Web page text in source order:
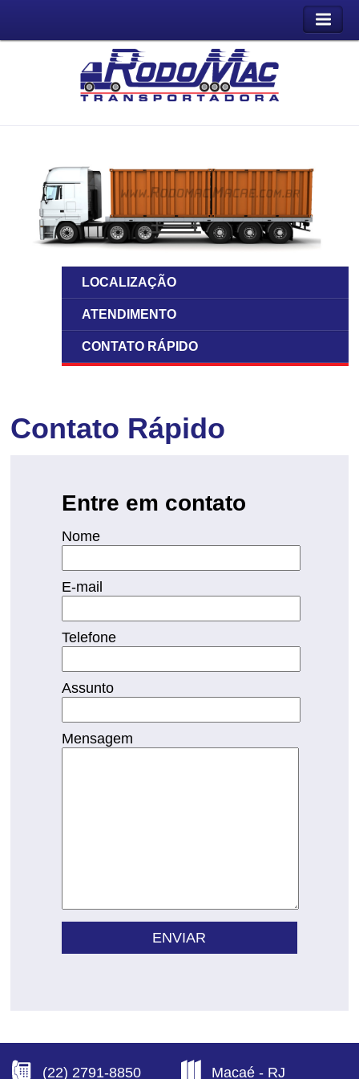
LOCALIZAÇÃO
ATENDIMENTO
CONTATO RÁPIDO
Contato Rápido
Entre em contato
Nome
E-mail
Telefone
Assunto
Mensagem
(22) 2791-8850 Macaé - RJ